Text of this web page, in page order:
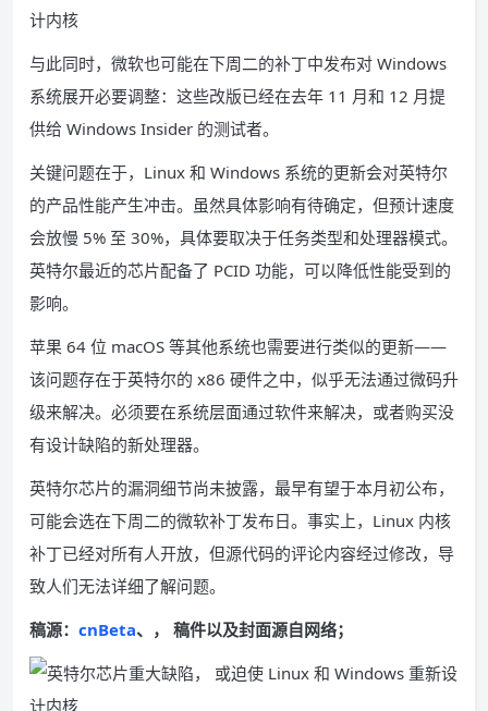
与此同时，微软也可能在下周二的补丁中发布对 Windows
系统展开必要调整：这些改版已经在去年 11 月和 12 月提
供给 Windows Insider 的测试者。
关键问题在于，Linux 和 Windows 系统的更新会对英特尔
的产品性能产生冲击。虽然具体影响有待确定，但预计速度
会放慢 5% 至 30%，具体要取决于任务类型和处理器模式。
英特尔最近的芯片配备了 PCID 功能，可以降低性能受到的
影响。
苹果 64 位 macOS 等其他系统也需要进行类似的更新——
该问题存在于英特尔的 x86 硬件之中，似乎无法通过微码升
级来解决。必须要在系统层面通过软件来解决，或者购买没
有设计缺陷的新处理器。
英特尔芯片的漏洞细节尚未披露，最早有望于本月初公布，
可能会选在下周二的微软补丁发布日。事实上，Linux 内核
补丁已经对所有人开放，但源代码的评论内容经过修改，导
致人们无法详细了解问题。
稿源： cnBeta、， 稿件以及封面源自网络；